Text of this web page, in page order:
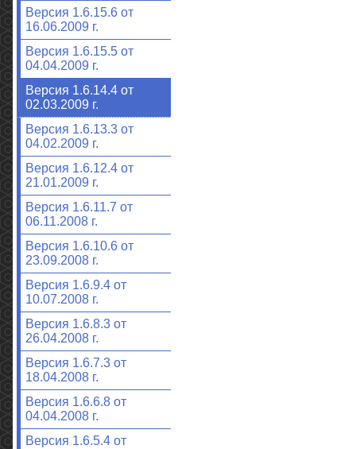
Версия 1.6.15.6 от
16.06.2009 г.
Версия 1.6.15.5 от
04.04.2009 г.
Версия 1.6.14.4 от
02.03.2009 г.
Версия 1.6.13.3 от
04.02.2009 г.
Версия 1.6.12.4 от
21.01.2009 г.
Версия 1.6.11.7 от
06.11.2008 г.
Версия 1.6.10.6 от
23.09.2008 г.
Версия 1.6.9.4 от
10.07.2008 г.
Версия 1.6.8.3 от
26.04.2008 г.
Версия 1.6.7.3 от
18.04.2008 г.
Версия 1.6.6.8 от
04.04.2008 г.
Версия 1.6.5.4 от